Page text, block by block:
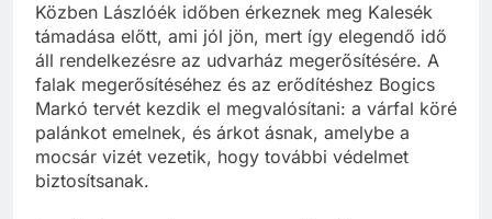
Közben Lászlóék időben érkeznek meg Kalesék
támadása előtt, ami jól jön, mert így elegendő idő
áll rendelkezésre az udvarház megerősítésére. A
falak megerősítéséhez és az erődítéshez Bogics
Markó tervét kezdik el megvalósítani: a várfal köré
palánkot emelnek, és árkot ásnak, amelybe a
mocsár vizét vezetik, hogy további védelmet
biztosítsanak.